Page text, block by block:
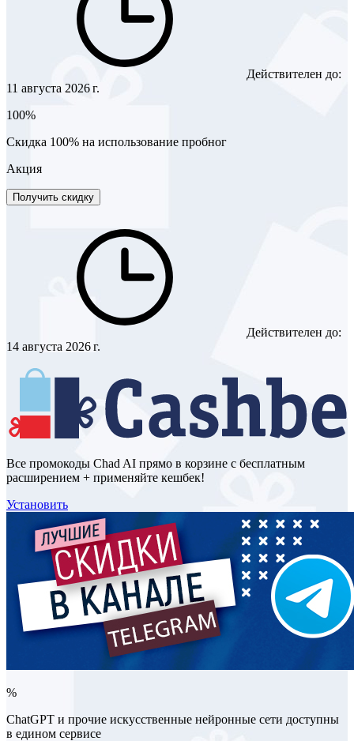
Действителен до:
11 августа 2026 г.
100%
Скидка 100% на использование пробног
Акция
Получить скидку
Действителен до:
14 августа 2026 г.
Все промокоды Chad AI прямо в корзине с бесплатным
расширением + применяйте кешбек!
Установить
%
ChatGPT и прочие искусственные нейронные сети доступны
в едином сервисе